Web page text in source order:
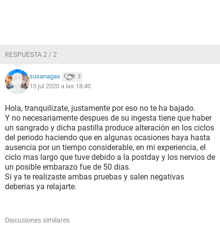
RESPUESTA 2 / 2
susanagas 3
15 jul 2020 a las 18:40
Hola, tranquilizate, justamente por eso no te ha bajado.
Y no necesariamente despues de su ingesta tiene que haber
un sangrado y dicha pastilla produce alteración en los ciclos
del periodo haciendo que en algunas ocasiones haya hasta
ausencia por un tiempo considerable, en mi experiencia, el
ciclo mas largo que tuve debido a la postday y los nervios de
un posible embarazo fue de 50 dias.
Si ya te realizaste ambas pruebas y salen negativas
deberias ya relajarte.
Discusiones similares